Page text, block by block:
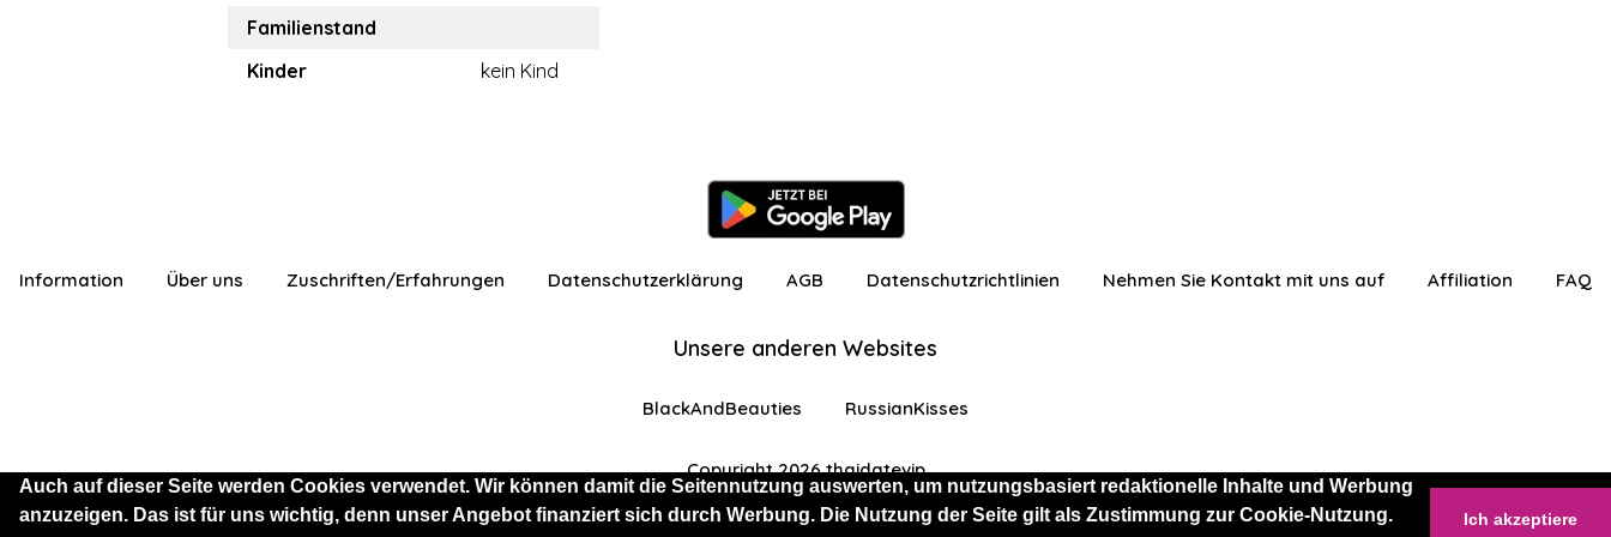
Auch auf dieser Seite werden Cookies verwendet. Wir können damit die Seitennutzung auswerten, um nutzungsbasiert redaktionelle Inhalte und Werbung
anzuzeigen. Das ist für uns wichtig, denn unser Angebot finanziert sich durch Werbung. Die Nutzung der Seite gilt als Zustimmung zur Cookie-Nutzung.
Ich akzeptiere
Sie sind als Besucher mit eingeschränkten Funktionen angemeldet Kostenlos anmelden Einloggen
Familienstand
Kinder
kein Kind
Information Über uns Zuschriften/Erfahrungen Datenschutzerklärung AGB Datenschutzrichtlinien Nehmen Sie Kontakt mit uns auf Affiliation FAQ
Unsere anderen Websites
BlackAndBeauties RussianKisses
Copyright 2026 thaidatevip